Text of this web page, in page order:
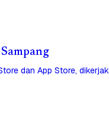
dan App Store,